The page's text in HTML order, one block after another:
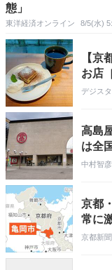
態」
東洋経済オンライン 8/5(水)
【京
お店
デジス
高島
は全
中村智彦
京都
常に
京都新聞